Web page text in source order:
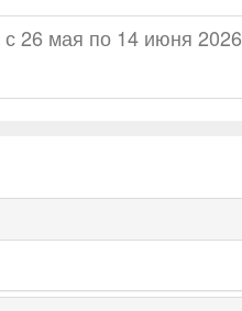
с 26 мая по 14 июня 2026